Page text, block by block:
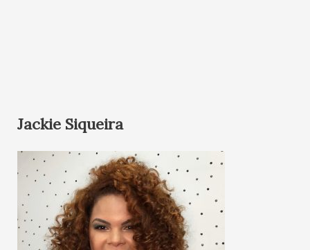
Jackie Siqueira